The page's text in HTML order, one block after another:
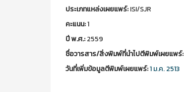
ประเภทแหล่งเผยแพร์:ISI/SJR
คะแนน:1
ปี พ.ศ.:2559
ชื่อวารสาร/สิ่งพิมพ์ที่นำไปตีพิมพ์เผยแพร์:
วันที่เพิ่มข้อมูลตีพิมพ์เผยแพร์:1 ม.ค. 2513